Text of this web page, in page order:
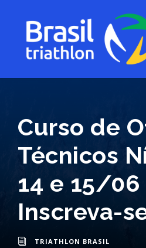
Curso de
Técnicos
14 e 15/06
Inscreva-
TRIATHLON BRASIL